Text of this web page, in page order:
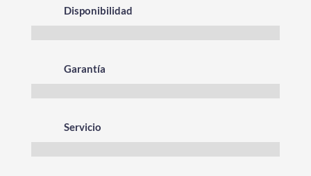
Disponibilidad
Garantía
Servicio